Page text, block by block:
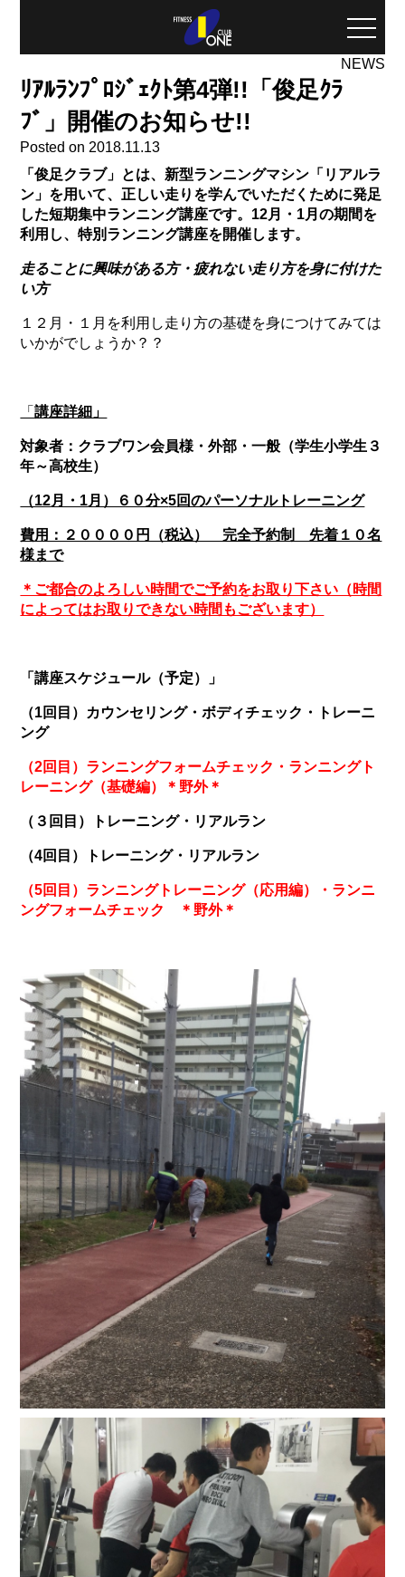
toggle
NEWS
ﾘｱﾙﾗﾝﾌﾟﾛｼﾞｪｸﾄ第4弾!!「俊足ｸﾗ
ﾌﾞ」開催のお知らせ!!
Posted on 2018.11.13
「俊足クラブ」とは、新型ランニングマシン「リアルラ
ン」を用いて、正しい走りを学んでいただくために発足
した短期集中ランニング講座です。12月・1月の期間を
利用し、特別ランニング講座を開催します。
走ることに興味がある方・疲れない走り方を身に付けた
い方
１２月・１月を利用し走り方の基礎を身につけてみては
いかがでしょうか？？
「講座詳細」
対象者：クラブワン会員様・外部・一般（学生小学生３
年～高校生）
（12月・1月）６０分×5回のパーソナルトレーニング
費用：２００００円（税込） 完全予約制 先着１０名
様まで
＊ご都合のよろしい時間でご予約をお取り下さい（時間
によってはお取りできない時間もございます）
「講座スケジュール（予定）」
（1回目）カウンセリング・ボディチェック・トレーニ
ング
（2回目）ランニングフォームチェック・ランニングト
レーニング（基礎編）＊野外＊
（３回目）トレーニング・リアルラン
（4回目）トレーニング・リアルラン
（5回目）ランニングトレーニング（応用編）・ランニ
ングフォームチェック ＊野外＊